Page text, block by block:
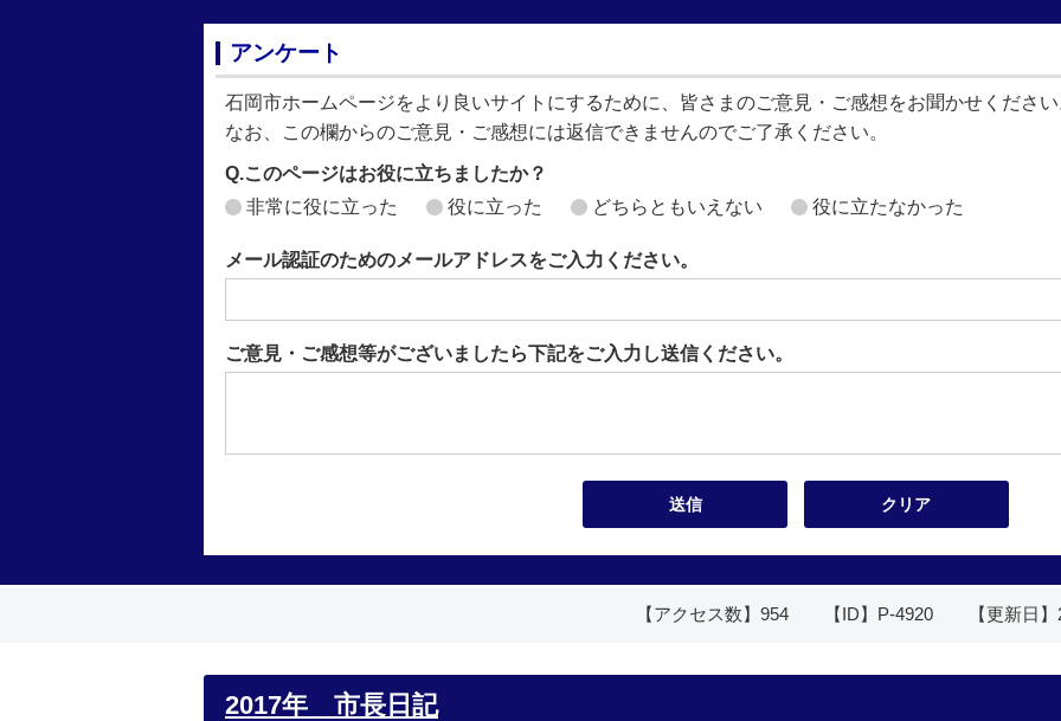
アンケート
石岡市ホームページをより良いサイトにするために、皆さまのご意見・ご感想をお聞かせくださ
なお、この欄からのご意見・ご感想には返信できませんのでご了承ください。
Q.このページはお役に立ちましたか？
非常に役に立った
役に立った どちらともいえない 役に立たなかった
メール認証のためのメールアドレスをご入力ください。
ご意見・ご感想等がございましたら下記をご入力し送信ください。
【アクセス数】 954 【ID】 P-4920 【更新日】
2017年 市長日記